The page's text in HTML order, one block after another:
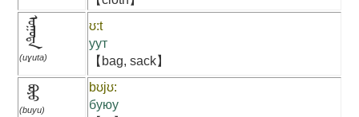
ᠤᠭᠤᠲᠠ
(uɣuta)
ʊ:t
уут
【bag, sack】
ᠪᠤᠶᠤ
(buyu)
bʊjʊ:
буюу